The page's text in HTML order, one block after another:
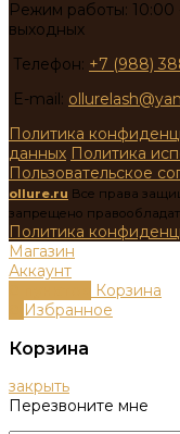
Режим работы: 10:00
выходных
Телефон: +7 (988)
E-mail:
Политика
данных Политика
Пользовательское
ollure.ru Все права
запрещено
Политика
Магазин
Аккаунт
Корзина
Избранное
Корзина
закрыть
Перезвоните мне